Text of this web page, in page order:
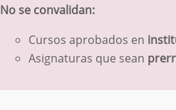
No se convalidan:
Cursos aprobados en
Asignaturas que sean